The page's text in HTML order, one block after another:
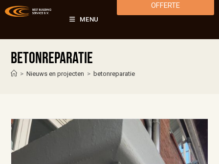
MENU
OFFERTE
betonreparatie
> Nieuws en projecten > betonreparatie